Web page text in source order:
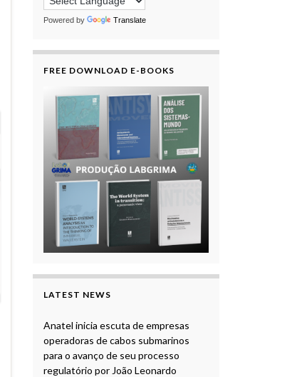
Powered by Translate
FREE DOWNLOAD E-BOOKS
LATEST NEWS
Anatel inicia escuta de empresas
operadoras de cabos submarinos
para o avanço de seu processo
regulatório por João Leonardo